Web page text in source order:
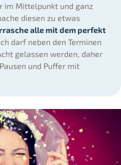
im Mittelpunkt und ganz
diesen zu etwas
alle mit dem perfekt
darf neben den Terminen
gelassen werden, daher
und Puffer mit